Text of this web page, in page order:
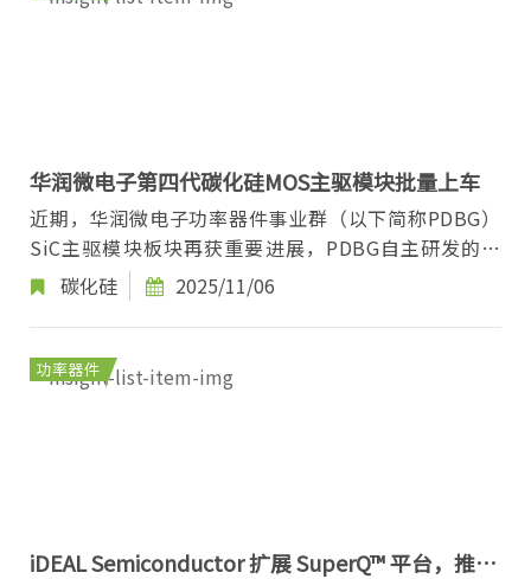
华润微电子第四代碳化硅MOS主驱模块批量上车
近期，华润微电子功率器件事业群（以下简称PDBG）
SiC主驱模块板块再获重要进展，PDBG自主研发的第
四代SiC MOS主驱模块成功导入某头部车企并实现批量
碳化硅 2025/11/06
功率器件
iDEAL Semiconductor 扩展 SuperQ™ 平台，推出